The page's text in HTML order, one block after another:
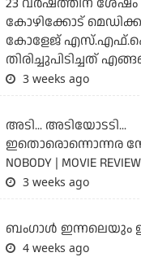
കോഴിക്കോട്
കോളേജ്
തിരിച്ചുപിടിച്ചത്
3 weeks ago
അടി... അടിയോടടി...
ഇതൊരൊന്നൊന്നര
NOBODY | MOVIE REVIEW
3 weeks ago
ബംഗാള്‍ ഇന്നലെയും
4 weeks ago